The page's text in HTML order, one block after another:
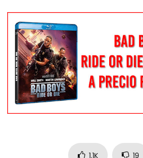
1.1K 19